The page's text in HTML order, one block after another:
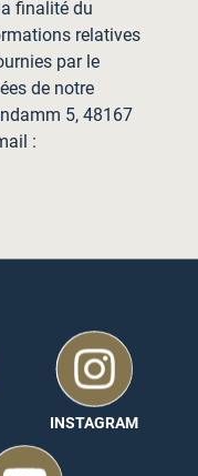
finalité du
relatives
par le
de notre
5, 48167
:
INSTAGRAM